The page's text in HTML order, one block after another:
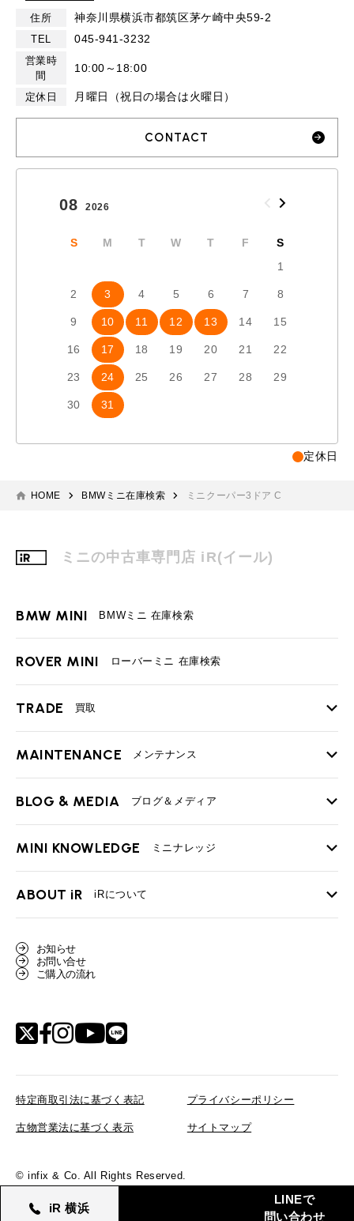
住所 神奈川県横浜市都筑区茅ケ崎中央59-2
TEL 045-941-3232
営業時
間
10:00～18:00
定休日 月曜日（祝日の場合は火曜日）
CONTACT
08 2026
S M T W T F
S
1
2 3 4 5 6 7 8
9 10 11 12 13 14 15
16 17 18 19 20 21 22
23 24 25 26 27 28 29
30 31
定休日
HOME BMWミニ在庫検索 ミニクーパー3ドア C
ミニの中古車専門店 iR(イール)
BMW MINI BMWミニ 在庫検索
ROVER MINI ローバーミニ 在庫検索
TRADE 買取
TOP
必要書類
BMWミニ買取査定依頼
ローバーミニ買取査定依頼
MAINTENANCE メンテナンス
TOP
最近の修理実績
BLOG & MEDIA ブログ＆メディア
TOP
User's Voice 購入者様の声
Part's Report
MINI KNOWLEDGE ミニナレッジ
TOP
ローバーミニナレッジ
ABOUT iR iRについて
スタッフ紹介
リクルート
お知らせ
お問い合せ
ご購入の流れ
特定商取引法に基づく表記 プライバシーポリシー
古物営業法に基づく表示 サイトマップ
© infix & Co. All Rights Reserved.
iR 横浜
LINEで
問い合わせ